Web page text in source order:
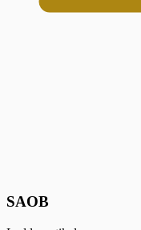
SAOB